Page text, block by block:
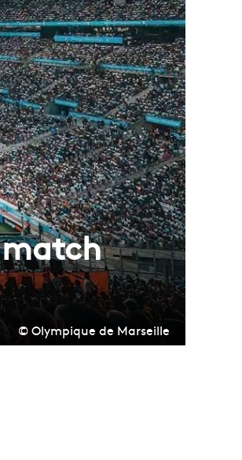
© Olympique de Marseille